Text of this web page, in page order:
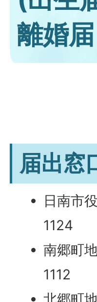
離婚
届出窓
日南市
1124
南郷町
1112